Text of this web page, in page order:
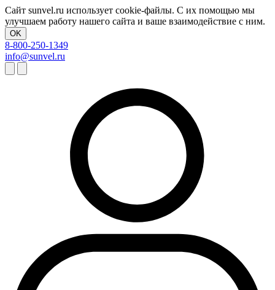
Сайт sunvel.ru использует cookie-файлы. С их помощью мы
улучшаем работу нашего сайта и ваше взаимодействие с ним.
OK
8-800-250-1349
info@sunvel.ru